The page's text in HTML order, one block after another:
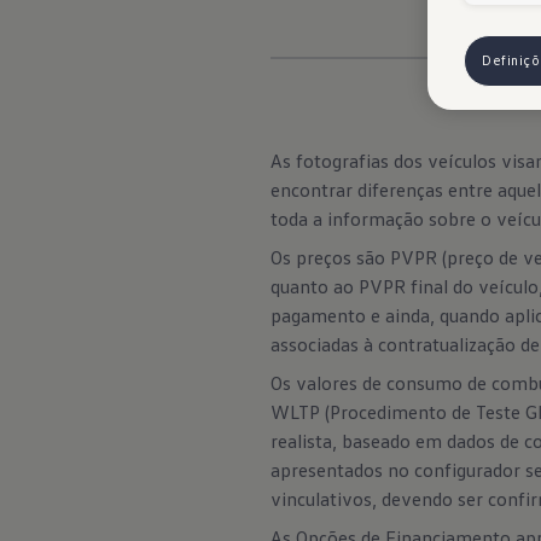
As fotografias dos veículos
encontrar diferenças entre
toda a informação sobre o
Os preços são PVPR (preço de
quanto ao PVPR final do
pagamento e ainda, quando
associadas à contratualização
Os valores de consumo de
WLTP (Procedimento de Teste
realista, baseado em dados de
apresentados no configurador
vinculativos, devendo ser